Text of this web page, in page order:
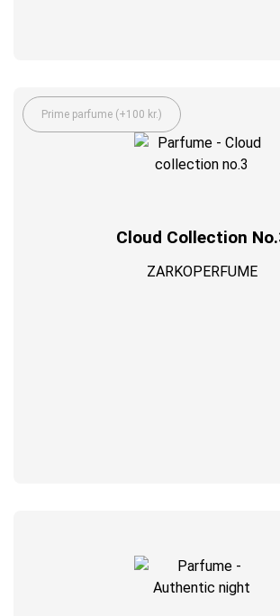
Prime parfume (+100 kr.)
Cloud Collection
ZARKOPERFUME